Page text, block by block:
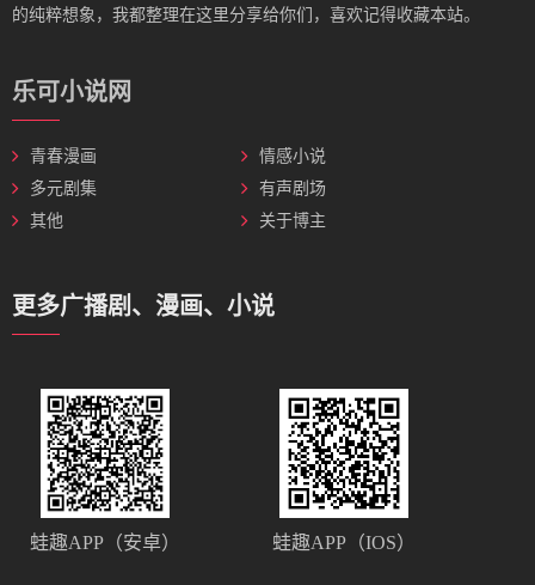
的纯粹想象，我都整理在这里分享给你们，喜欢记得收藏本站。
乐可小说网
青春漫画
情感小说
多元剧集
有声剧场
其他
关于博主
更多广播剧、漫画、小说
蛙趣APP（安卓） 蛙趣APP（IOS）